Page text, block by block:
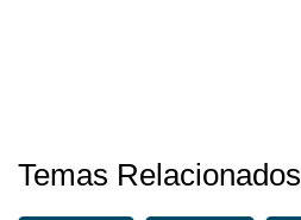
Temas Relacionados